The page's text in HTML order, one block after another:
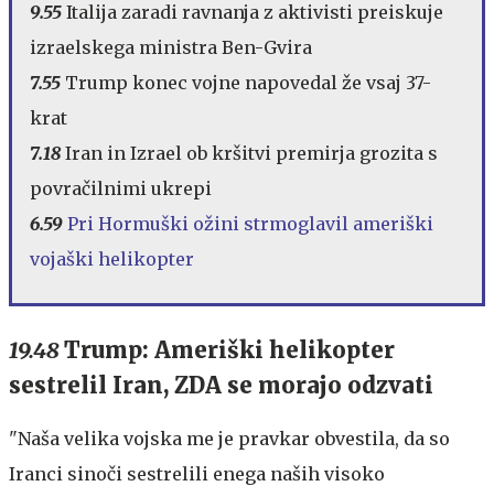
9.55 Italija zaradi ravnanja z aktivisti preiskuje
izraelskega ministra Ben-Gvira
7.55 Trump konec vojne napovedal že vsaj 37-
krat
7.18 Iran in Izrael ob kršitvi premirja grozita s
povračilnimi ukrepi
6.59 Pri Hormuški ožini strmoglavil ameriški
vojaški helikopter
19.48Trump: Ameriški helikopter
sestrelil Iran, ZDA se morajo odzvati
"Naša velika vojska me je pravkar obvestila, da so
Iranci sinoči sestrelili enega naših visoko